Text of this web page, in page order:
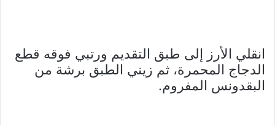
انقلي الأرز إلى طبق التقديم ورتبي فوقه قطع
الدجاج المحمرة، ثم زيني الطبق برشة من
البقدونس المفروم.